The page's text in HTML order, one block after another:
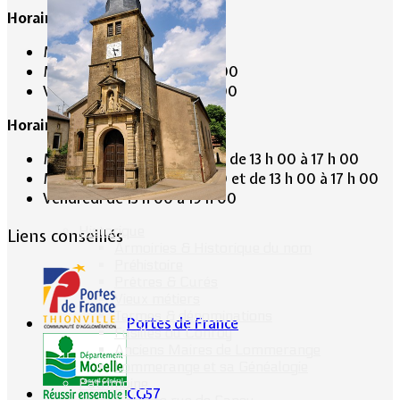
Historique
Armoiries & Historique du nom
Vieux métiers
Termes & dénominations
Fusillés du Conroy
Anciens Maires de Lommerange
Lommerange et sa Généalogie
Patrimoine
Horaire de la Mairie:
Mardi de 10 h 00 à 11 h 00
Mercredi de 14 h 00 à 16 h 00
Vendredi de 17 h 00 à 19 h 00
Horaire du Secrétariat :
Mardi de 9 h 30 à 12 h 30 et de 13 h 00 à 17 h 00
Mercredi de 9 h 30 à 12 h 30 et de 13 h 00 à 17 h 00
Vendredi de 13 h 00 à 19 h 00
Liens conseillés
Portes de France
CG57